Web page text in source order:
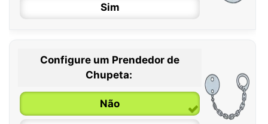
Sim
0 / 6 meses
6 / 36 meses
Configure um Prendedor de
Chupeta:
Não